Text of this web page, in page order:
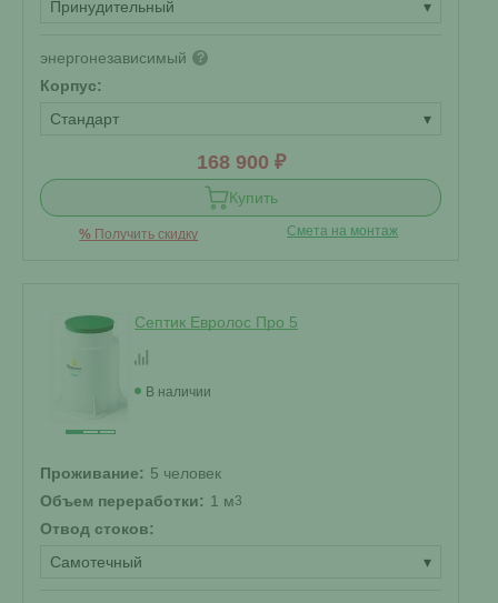
Принудительный
▾
энергонезависимый ?
Корпус:
Стандарт
▾
168 900 ₽
Купить
% Получить скидку Смета на монтаж
Септик Евролос Про 5
В наличии
Проживание: 5 человек
Объем переработки: 1 м3
Отвод стоков:
Самотечный
▾